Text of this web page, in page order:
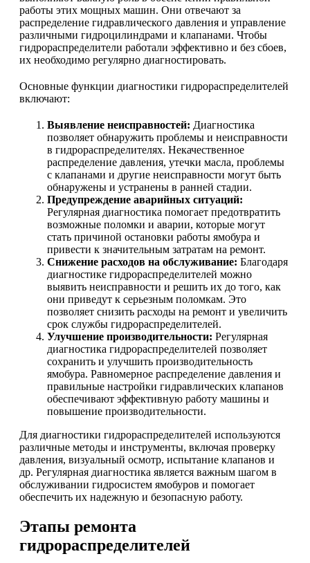
работы этих мощных машин. Они отвечают за
распределение гидравлического давления и управление
различными гидроцилиндрами и клапанами. Чтобы
гидрораспределители работали эффективно и без сбоев,
их необходимо регулярно диагностировать.
Основные функции диагностики гидрораспределителей
включают:
Выявление неисправностей: Диагностика
позволяет обнаружить проблемы и неисправности
в гидрораспределителях. Некачественное
распределение давления, утечки масла, проблемы
с клапанами и другие неисправности могут быть
обнаружены и устранены в ранней стадии.
Предупреждение аварийных ситуаций:
Регулярная диагностика помогает предотвратить
возможные поломки и аварии, которые могут
стать причиной остановки работы ямобура и
привести к значительным затратам на ремонт.
Снижение расходов на обслуживание: Благодаря
диагностике гидрораспределителей можно
выявить неисправности и решить их до того, как
они приведут к серьезным поломкам. Это
позволяет снизить расходы на ремонт и увеличить
срок службы гидрораспределителей.
Улучшение производительности: Регулярная
диагностика гидрораспределителей позволяет
сохранить и улучшить производительность
ямобура. Равномерное распределение давления и
правильные настройки гидравлических клапанов
обеспечивают эффективную работу машины и
повышение производительности.
Для диагностики гидрораспределителей используются
различные методы и инструменты, включая проверку
давления, визуальный осмотр, испытание клапанов и
др. Регулярная диагностика является важным шагом в
обслуживании гидросистем ямобуров и помогает
обеспечить их надежную и безопасную работу.
Этапы ремонта
гидрораспределителей